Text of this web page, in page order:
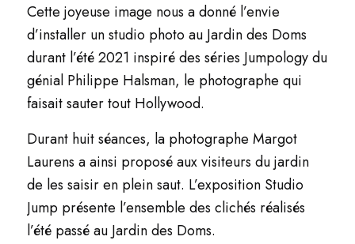
Cette joyeuse image nous a donné l’envie
d’installer un studio photo au Jardin des Doms
durant l’été 2021 inspiré des séries Jumpology du
génial Philippe Halsman, le photographe qui
faisait sauter tout Hollywood.
Durant huit séances, la photographe Margot
Laurens a ainsi proposé aux visiteurs du jardin
de les saisir en plein saut. L’exposition Studio
Jump présente l’ensemble des clichés réalisés
l’été passé au Jardin des Doms.